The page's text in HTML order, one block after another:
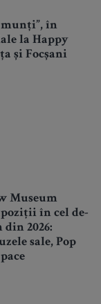
în
la Happy
și Focșani
Museum
în cel de-
din 2026:
sale, Pop